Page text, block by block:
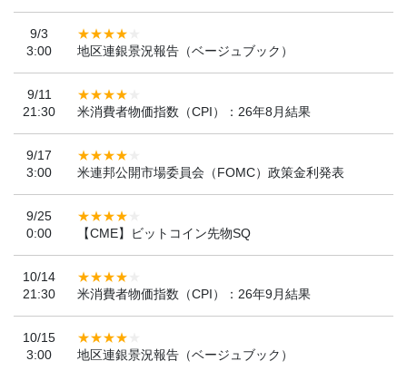
9/3
3:00
地区連銀景況報告（ベージュブック）
9/11
21:30
米消費者物価指数（CPI）：26年8月結果
9/17
3:00
米連邦公開市場委員会（FOMC）政策金利発表
9/25
0:00
【CME】ビットコイン先物SQ
10/14
21:30
米消費者物価指数（CPI）：26年9月結果
10/15
3:00
地区連銀景況報告（ベージュブック）